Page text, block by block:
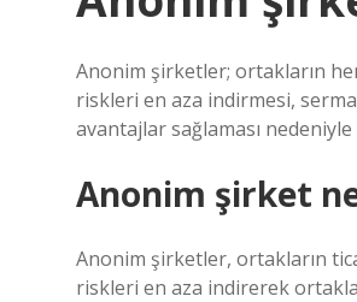
Anonim şirketler; ortakların
riskleri en aza indirmesi,
avantajlar sağlaması
Anonim şirket
Anonim şirketler, ortakların
riskleri en aza indirerek